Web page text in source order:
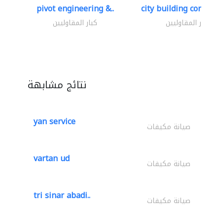
pivot engineering &..
كبار المقاوليين
city building
كبار المقاوليين
نتائج مشابهة
yan service صيانة مكيفات
vartan ud صيانة مكيفات
tri sinar abadi.. صيانة مكيفات